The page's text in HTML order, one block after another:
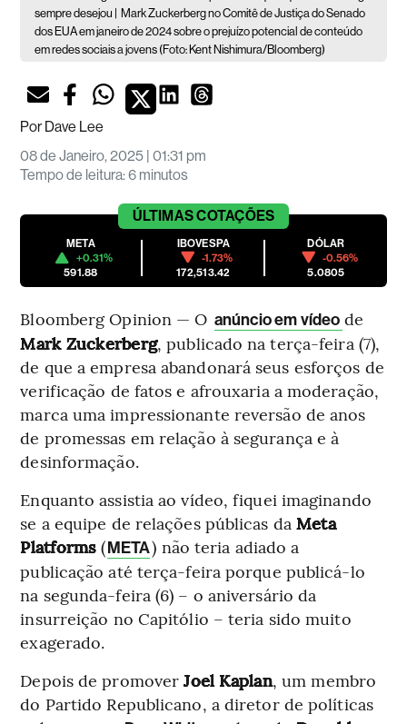
sempre desejou |
Mark Zuckerberg no Comitê de Justiça do Senado
dos EUA em janeiro de 2024 sobre o prejuízo potencial de conteúdo
em redes sociais a jovens (Foto: Kent Nishimura/Bloomberg)
PorDave Lee
08 de Janeiro, 2025 | 01:31 pm
Tempo de leitura:6 minutos
ÚLTIMASCOTAÇÕES
META
+0.31%
591.88
IBOVESPA
-1.73%
172,513.42
DÓLAR
-0.56%
5.0805
Bloomberg Opinion — O anúncio em vídeo de
Mark Zuckerberg, publicado na terça-feira (7),
de que a empresa abandonará seus esforços de
verificação de fatos e afrouxaria a moderação,
marca uma impressionante reversão de anos
de promessas em relação à segurança e à
desinformação.
Enquanto assistia ao vídeo, fiquei imaginando
se a equipe de relações públicas da Meta
Platforms (META) não teria adiado a
publicação até terça-feira porque publicá-lo
na segunda-feira (6) – o aniversário da
insurreição no Capitólio – teria sido muito
exagerado.
Depois de promoverJoel Kaplan, um membro
do Partido Republicano, a diretor de políticas